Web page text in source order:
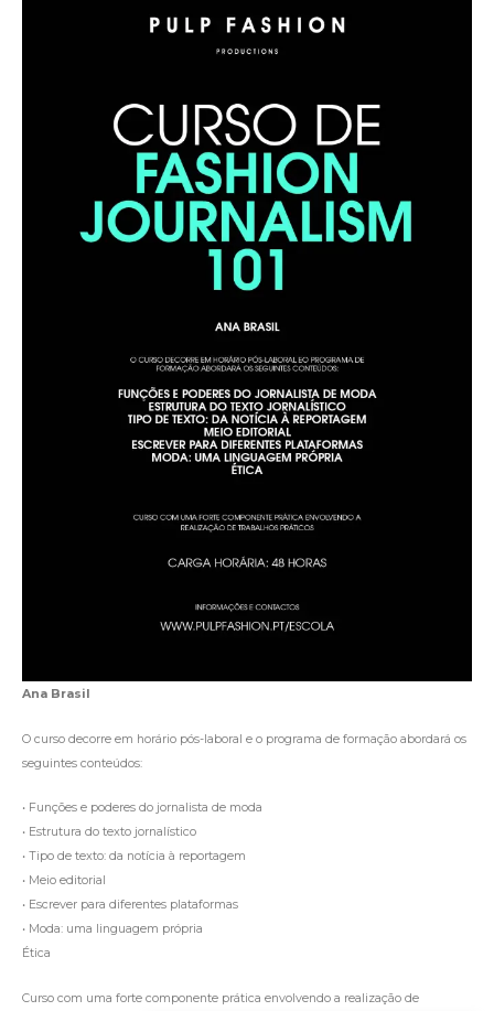
Ana Brasil
O curso decorre em horário pós-laboral e o programa de formação abordará os
seguintes conteúdos:
• Funções e poderes do jornalista de moda
• Estrutura do texto jornalístico
• Tipo de texto: da notícia à reportagem
• Meio editorial
• Escrever para diferentes plataformas
• Moda: uma linguagem própria
Ética
Curso com uma forte componente prática envolvendo a realização de